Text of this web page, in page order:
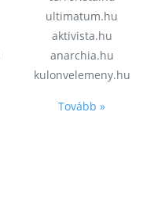
ultimatum.hu
aktivista.hu
anarchia.hu
kulonvelemeny.hu
Tovább »